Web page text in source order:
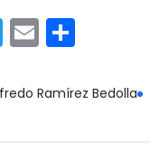
T
w
itt
E
m
ai m
Ramírez Bedolla